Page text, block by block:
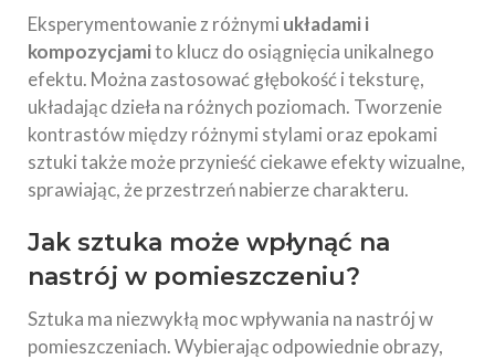
Eksperymentowanie z różnymi układami i
kompozycjamito klucz do osiągnięcia unikalnego
efektu. Można zastosować głębokość i teksturę,
układając dzieła na różnych poziomach. Tworzenie
kontrastów między różnymi stylami oraz epokami
sztuki także może przynieść ciekawe efekty wizualne,
sprawiając, że przestrzeń nabierze charakteru.
Jak sztuka może wpłynąć na
nastrój w pomieszczeniu?
Sztuka ma niezwykłą moc wpływania na nastrój w
pomieszczeniach. Wybierając odpowiednie obrazy,